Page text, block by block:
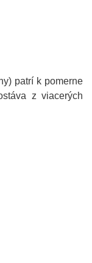
patrí k pomerne
z viacerých